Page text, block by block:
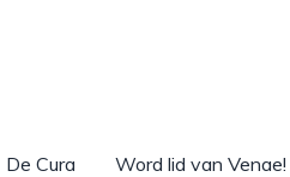
De Cura Word lid van Venae!